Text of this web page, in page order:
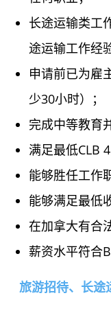
长途运输类工
途运输工作经
申请前已为雇
少30小时）；
完成中等教育
满足最低CLB
能够胜任工作
能够满足最低
在加拿大有合
薪资水平符合
旅游招待、长途